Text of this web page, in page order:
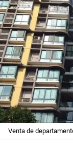
Venta de